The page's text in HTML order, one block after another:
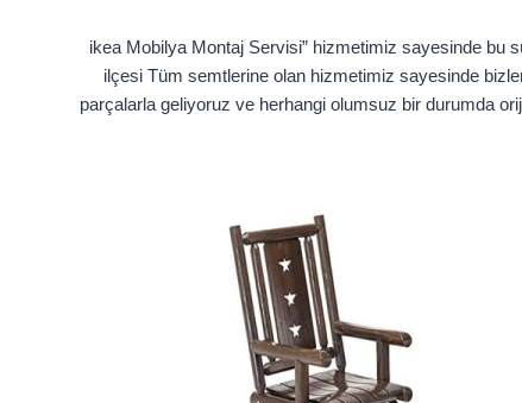
ikea Mobilya Montaj Servisi” hizmetimiz sayesinde bu
ilçesi Tüm semtlerine olan hizmetimiz sayesinde
parçalarla geliyoruz ve herhangi olumsuz bir durumda